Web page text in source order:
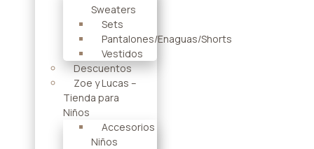
Sweaters
Sets
Pantalones/Enaguas/Shorts
Vestidos
Descuentos
Zoe y Lucas –
Tienda para
Niños
Accesorios
Niños